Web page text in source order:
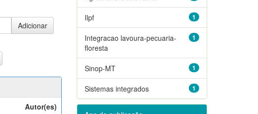
Autor(es)
1
Ilpf
1
Integracao lavoura-pecuaria-
floresta
1
Sinop-MT
1
Sistemas integrados